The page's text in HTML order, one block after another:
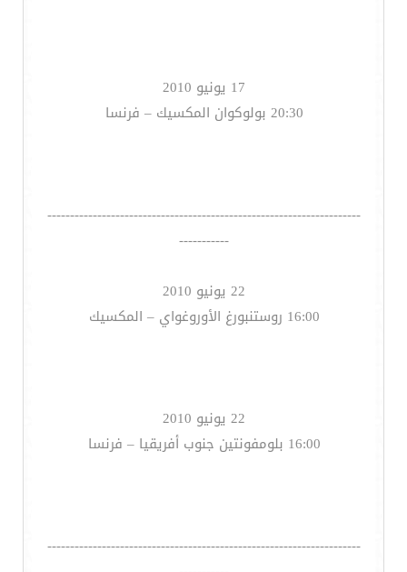
17 يونيو 2010
20:30 بولوكوان المكسيك – فرنسا
---------------------------------------------------------------------
-----------
22 يونيو 2010
16:00 روستنبورغ الأوروغواي – المكسيك
22 يونيو 2010
16:00 بلومفونتين جنوب أفريقيا – فرنسا
---------------------------------------------------------------------